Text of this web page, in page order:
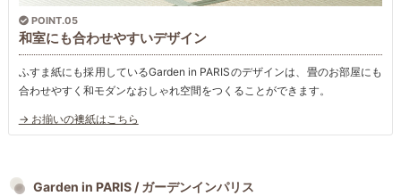
POINT.05
和室にも合わせやすいデザイン
ふすま紙にも採用しているGarden in PARISのデザインは、畳のお部屋にも
合わせやすく和モダンなおしゃれ空間をつくることができます。
→ お揃いの襖紙はこちら
Garden in PARIS / ガーデンインパリス